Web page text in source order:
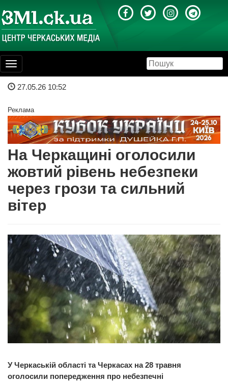
Toggle
navigation
27.05.26 10:52
Реклама
На Черкащині оголосили
жовтий рівень небезпеки
через грози та сильний
вітер
У Черкаській області та Черкасах на 28 травня
оголосили попередження про небезпечні